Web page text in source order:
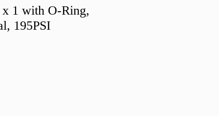
1 with O-Ring,
195PSI